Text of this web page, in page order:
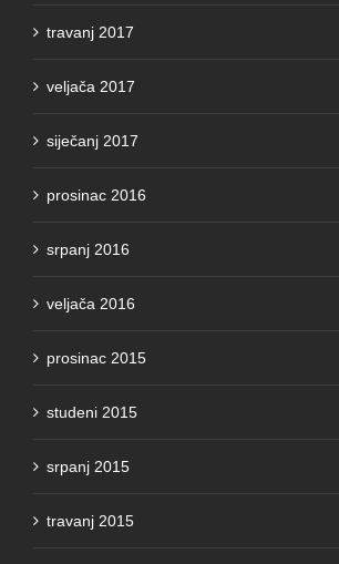
travanj 2017
veljača 2017
siječanj 2017
prosinac 2016
srpanj 2016
veljača 2016
prosinac 2015
studeni 2015
srpanj 2015
travanj 2015